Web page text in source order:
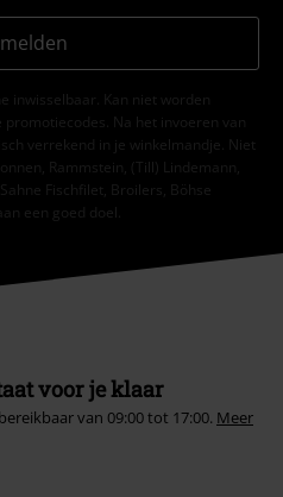
inwisselbaar. Kan niet worden
Na het invoeren van
verrekend in je winkelmandje. Niet
Rammstein, (Till) Lindemann,
Fischfilet, Broilers, Böhse
een goed doel.
voor je klaar
van 09:00 tot 17:00. Meer